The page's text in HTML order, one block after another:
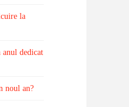
la
dedicat
noul an?